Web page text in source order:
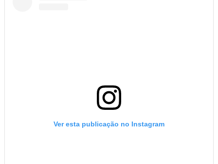
Ver esta publicação no Instagram